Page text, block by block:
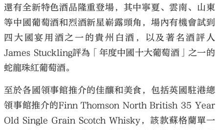
還有全新特色酒品隆重登場，其中寧夏、雲南、山東
等中國葡萄酒和烈酒新星嶄露頭角，場內有機會試到
四大國宴用酒之一的貴州白酒，以及著名酒評人
James Stuckling評為「年度中國十大葡萄酒」之一的
蛇龍珠紅葡萄酒。
至於各國領事館推介的佳釀和美食，包括英國駐港總
領事館推介的Finn Thomson North British 35 Year
Old Single Grain Scotch Whisky，該款蘇格蘭單一